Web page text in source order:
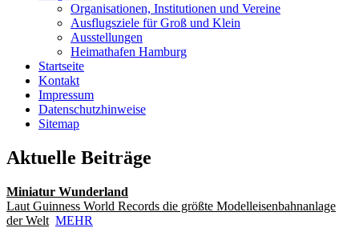
Organisationen, Institutionen und Vereine
Ausflugsziele für Groß und Klein
Ausstellungen
Heimathafen Hamburg
Startseite
Kontakt
Impressum
Datenschutzhinweise
Sitemap
Aktuelle Beiträge
Miniatur Wunderland
Laut Guinness World Records die größte Modelleisenbahnanlage
der Welt MEHR